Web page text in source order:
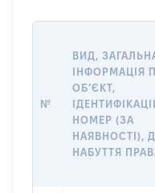
№
ВИД,
ІНФОРМАЦІЯ
ОБʼЄКТ,
НОМЕР (ЗА
НАЯВНОСТІ),
НАБУТТЯ